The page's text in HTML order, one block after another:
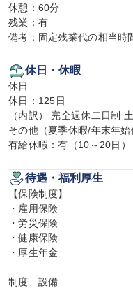
休憩：60分
残業：有
備考：固定残業代の相当時
休日・休暇
休日
休日：125日
（内訳） 完全週休二日制
その他（夏季休暇/年末年始
有給休暇：有（10～20日）
待遇・福利厚生
【保険制度】
・雇用保険
・労災保険
・健康保険
・厚生年金
制度、設備